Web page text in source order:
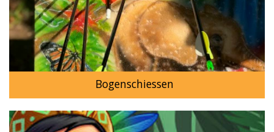
Bogenschiessen